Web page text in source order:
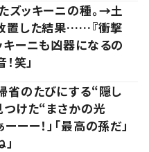
ズッキーニの種。→土
置した結果……『衝撃
キーニも凶器になるの
笑」
省のたびにする“隠し
つけた“まさかの光
ー！」「最高の孫だ」